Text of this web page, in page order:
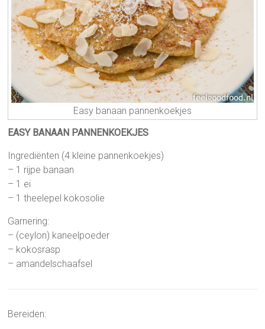
Easy banaan pannenkoekjes
EASY BANAAN PANNENKOEKJES
Ingrediënten (4 kleine pannenkoekjes)
– 1 rijpe banaan
– 1 ei
– 1 theelepel kokosolie
Garnering:
– (ceylon) kaneelpoeder
– kokosrasp
– amandelschaafsel
Bereiden: